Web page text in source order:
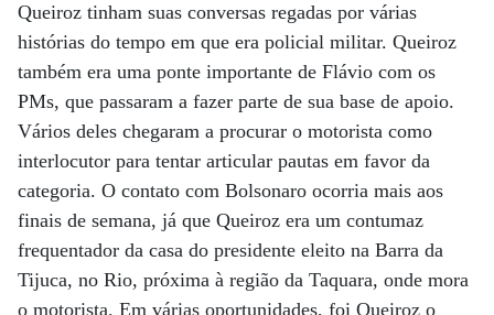
Queiroz tinham suas conversas regadas por várias
histórias do tempo em que era policial militar. Queiroz
também era uma ponte importante de Flávio com os
PMs, que passaram a fazer parte de sua base de apoio.
Vários deles chegaram a procurar o motorista como
interlocutor para tentar articular pautas em favor da
categoria. O contato com Bolsonaro ocorria mais aos
finais de semana, já que Queiroz era um contumaz
frequentador da casa do presidente eleito na Barra da
Tijuca, no Rio, próxima à região da Taquara, onde mora
o motorista. Em várias oportunidades, foi Queiroz o